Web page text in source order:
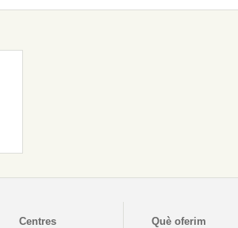
Centres Què oferim